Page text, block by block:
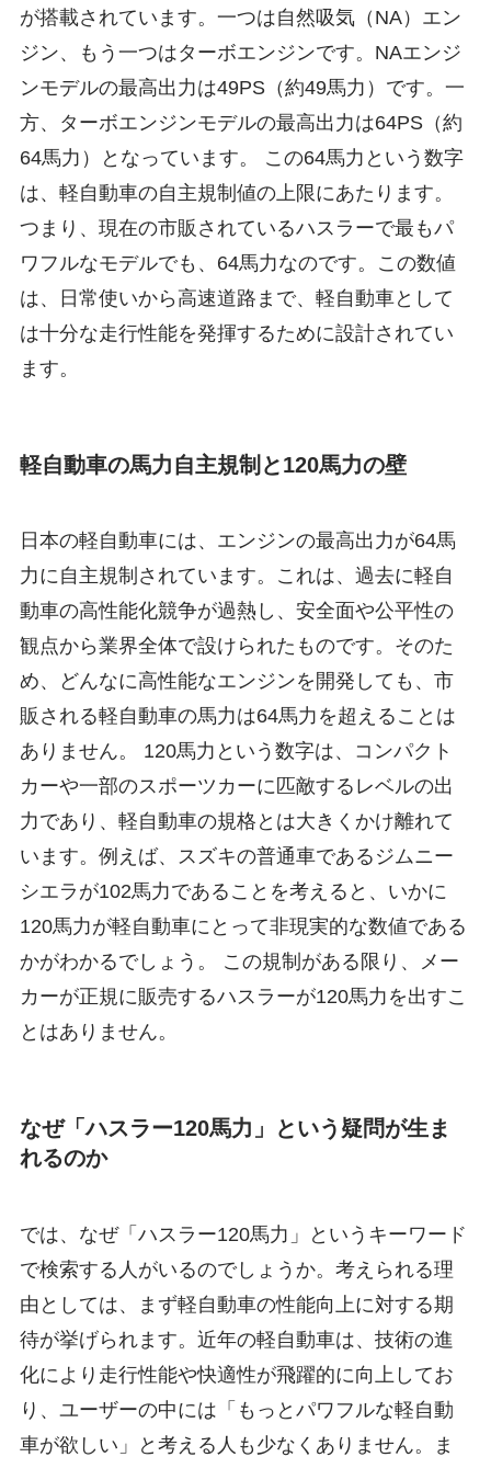
が搭載されています。一つは自然吸気（NA）エン
ジン、もう一つはターボエンジンです。NAエンジ
ンモデルの最高出力は49PS（約49馬力）です。一
方、ターボエンジンモデルの最高出力は64PS（約
64馬力）となっています。 この64馬力という数字
は、軽自動車の自主規制値の上限にあたります。
つまり、現在の市販されているハスラーで最もパ
ワフルなモデルでも、64馬力なのです。この数値
は、日常使いから高速道路まで、軽自動車として
は十分な走行性能を発揮するために設計されてい
ます。
軽自動車の馬力自主規制と120馬力の壁
日本の軽自動車には、エンジンの最高出力が64馬
力に自主規制されています。これは、過去に軽自
動車の高性能化競争が過熱し、安全面や公平性の
観点から業界全体で設けられたものです。そのた
め、どんなに高性能なエンジンを開発しても、市
販される軽自動車の馬力は64馬力を超えることは
ありません。 120馬力という数字は、コンパクト
カーや一部のスポーツカーに匹敵するレベルの出
力であり、軽自動車の規格とは大きくかけ離れて
います。例えば、スズキの普通車であるジムニー
シエラが102馬力であることを考えると、いかに
120馬力が軽自動車にとって非現実的な数値である
かがわかるでしょう。 この規制がある限り、メー
カーが正規に販売するハスラーが120馬力を出すこ
とはありません。
なぜ「ハスラー120馬力」という疑問が生ま
れるのか
では、なぜ「ハスラー120馬力」というキーワード
で検索する人がいるのでしょうか。考えられる理
由としては、まず軽自動車の性能向上に対する期
待が挙げられます。近年の軽自動車は、技術の進
化により走行性能や快適性が飛躍的に向上してお
り、ユーザーの中には「もっとパワフルな軽自動
車が欲しい」と考える人も少なくありません。ま